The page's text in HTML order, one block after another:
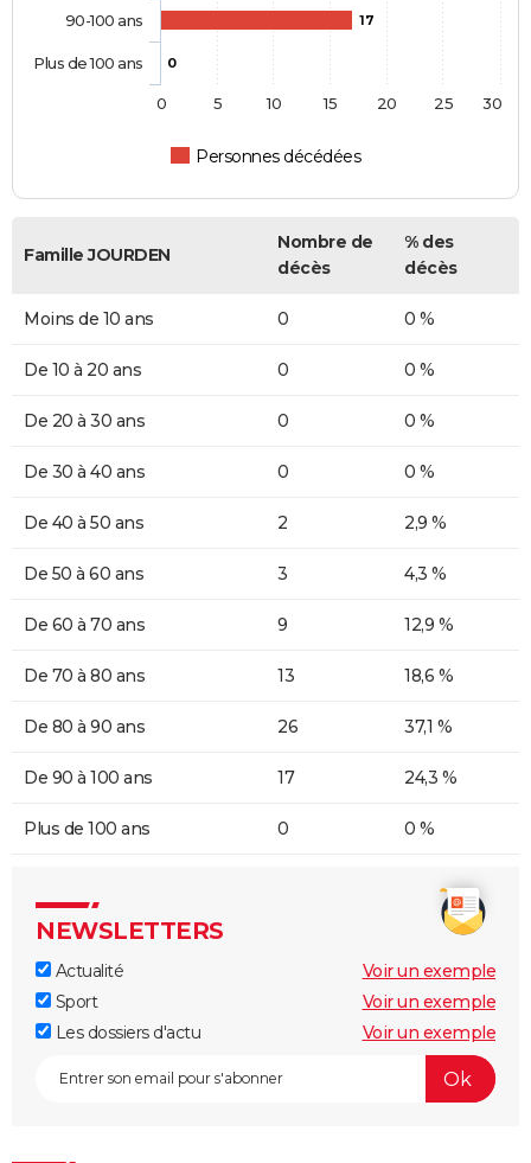
17
0
Personnes décédées
90-100 ans
Plus de 100 ans
0 5 10 15 20 25 30
Famille JOURDEN
Nombre de
décès
% des
décès
Moins de 10 ans 0 0 %
De 10 à 20 ans 0 0 %
De 20 à 30 ans 0 0 %
De 30 à 40 ans 0 0 %
De 40 à 50 ans 2 2,9 %
De 50 à 60 ans 3 4,3 %
De 60 à 70 ans 9 12,9 %
De 70 à 80 ans 13 18,6 %
De 80 à 90 ans 26 37,1 %
De 90 à 100 ans 17 24,3 %
Plus de 100 ans 0 0 %
NEWSLETTERS
Actualité
Voir un exemple
Sport
Voir un exemple
Les dossiers d'actu
Voir un exemple